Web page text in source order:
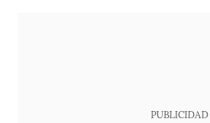
PUBLICIDAD